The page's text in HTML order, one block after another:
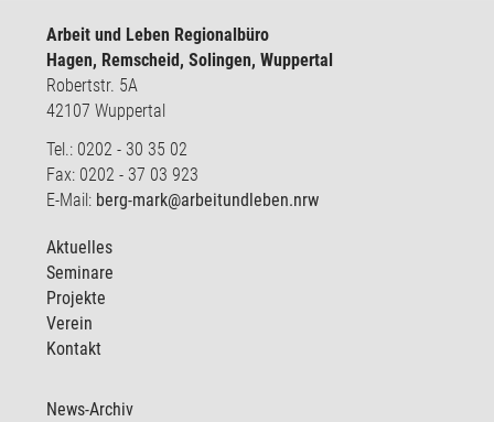
Arbeit und Leben Regionalbüro
Hagen, Remscheid, Solingen, Wuppertal
Robertstr. 5A
42107 Wuppertal
Tel.: 0202 - 30 35 02
Fax: 0202 - 37 03 923
E-Mail: berg-mark@arbeitundleben.nrw
Aktuelles
Seminare
Projekte
Verein
Kontakt
News-Archiv